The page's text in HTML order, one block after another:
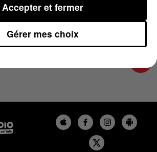
Gérer mes choix
Accepter et fermer